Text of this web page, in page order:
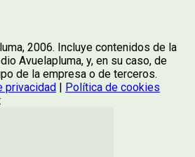
2006. Incluye contenidos de la
Avuelapluma, y, en su caso, de
de la empresa o de terceros.
privacidad
Política de cookies